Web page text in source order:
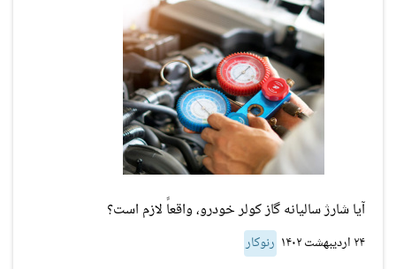
آیا شارژ سالیانه گاز کولر خودرو، واقعاً لازم است؟
۲۴ اردیبهشت ۱۴۰۲ رنوکار